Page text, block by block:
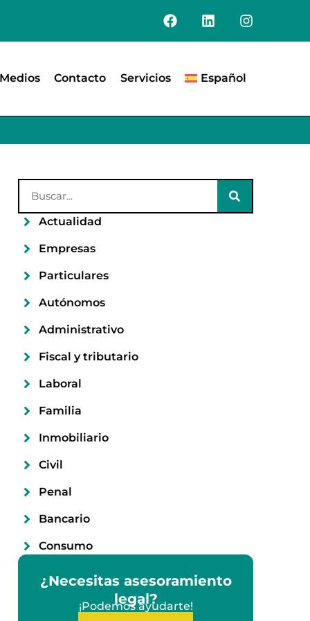
Contacto Servicios Español
Actualidad
Empresas
Particulares
Autónomos
Administrativo
Fiscal y tributario
Laboral
Familia
Inmobiliario
Civil
Penal
Bancario
Consumo
¿Necesitas asesoramiento
legal?
¡Podemos ayudarte!